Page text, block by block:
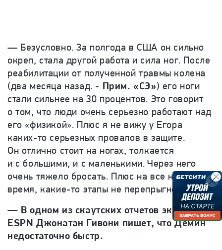
— Безусловно. За полгода в США он сильно
окреп, стала другой работа и сила ног. После
реабилитации от полученной травмы колена
(два месяца назад. - Прим. «СЭ») его ноги
стали сильнее на 30 процентов. Это говорит
о том, что люди очень серьезно работают над
его «физикой». Плюс я не вижу у Егора
каких-то серьезных провалов в защите.
Он отлично стоит на ногах, толкается
и с большими, и с маленькими. Через него
очень тяжело бросать. Плюс на все надо
время, какие-то этапы не перепрыгнешь.
— В одном из скаутских отчетов эксперт
ESPN Джонатан Гивони пишет, что Демин
недостаточно быстр.